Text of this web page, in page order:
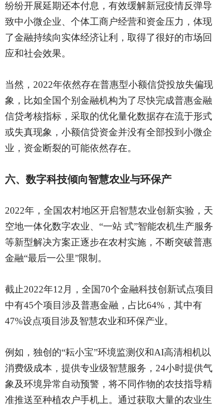
纷纷开展延期还本付息，有效缓解新冠疫情反弹导
致中小微企业、个体工商户经营和资金压力，体现
了金融持续向实体经济让利，取得了很好的市场回
应和社会效果。
当然， 2022年依然存在普惠型小额信贷投放失偏现
象，比如全国个别金融机构为了尽快完成普惠金融
信贷考核指标，采取的优化量化数据存在流于形式
或失真现象，小额信贷资金并没有全部投到小微企
业，资金断裂的可能依然存在。
六、数字科技倾向智慧农业与环保产
2022年，全国农村地区开启智慧农业创新实验，天
空地一体化数字农业、“一站 式”智能农机生产服务
等新型解决方案正逐步在农村实施，不断突破普惠
金融“最后一公里”限制。
截止2022年12月，全国70个金融科技创新试点项目
中有45个项目涉及普惠金融，占比64%，其中有
47%设点项目涉及智慧农业和环保产业。
例如，独创的“耘小宝”环境监测仪和AI高清相机以
消费级成本，提供专业级智慧服务，24小时提供气
象及环境异常自动预警，将不同作物的农技指导精
准推送至种植农户手机上。通过获取大量的农业生